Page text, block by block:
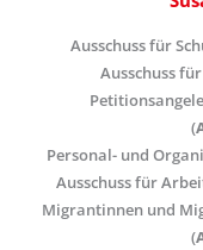
Ausschuss für
Ausschuss
(
Personal- und
Ausschuss für
Migrantinnen und
(